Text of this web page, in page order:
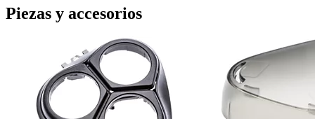
Piezas y accesorios